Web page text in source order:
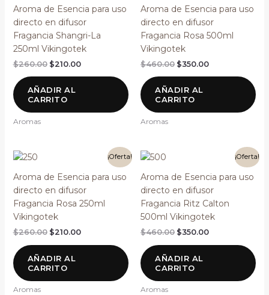
Aroma de Esencia para uso
directo en difusor
Fragancia Shangri-La
250ml Vikingotek
$260.00
original
era:
$260.00.
$210.00
actual
es:
$210.00.
AÑADIR AL
CARRITO
Aromas
Aroma de Esencia para uso
directo en difusor
Fragancia Rosa 500ml
Vikingotek
$460.00
original
era:
$460.00.
$350.00
actual
es:
$350.00.
AÑADIR AL
CARRITO
Aromas
¡Oferta!
Aroma de Esencia para uso
directo en difusor
Fragancia Rosa 250ml
Vikingotek
$260.00
original
$260.00.
$210.00
actual
$210.00.
AÑADIR AL
CARRITO
Aromas
¡Oferta!
Aroma de Esencia para uso
directo en difusor
Fragancia Ritz Calton
500ml Vikingotek
$460.00
original
$460.00.
$350.00
actual
$350.00.
AÑADIR AL
CARRITO
Aromas